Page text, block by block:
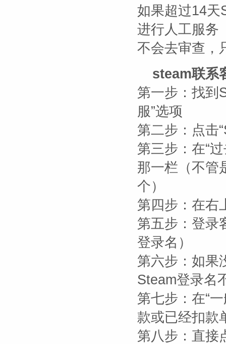
如果超过14天
进行人工服务
不会去审查，
steam联系
第一步：找到
服”选项
第二步：点击
第三步：在“
那一栏（不管
个）
第四步：在右
第五步：登录
登录名）
第六步：如果
Steam登录名
第七步：在“
款或已经扣款
第八步：直接